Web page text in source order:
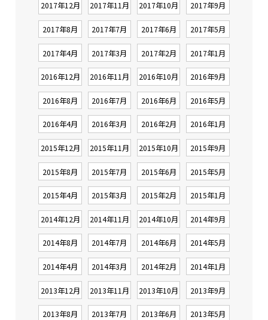
2017年12月 2017年11月 2017年10月 2017年9月
2017年8月 2017年7月 2017年6月 2017年5月
2017年4月 2017年3月 2017年2月 2017年1月
2016年12月 2016年11月 2016年10月 2016年9月
2016年8月 2016年7月 2016年6月 2016年5月
2016年4月 2016年3月 2016年2月 2016年1月
2015年12月 2015年11月 2015年10月 2015年9月
2015年8月 2015年7月 2015年6月 2015年5月
2015年4月 2015年3月 2015年2月 2015年1月
2014年12月 2014年11月 2014年10月 2014年9月
2014年8月 2014年7月 2014年6月 2014年5月
2014年4月 2014年3月 2014年2月 2014年1月
2013年12月 2013年11月 2013年10月 2013年9月
2013年8月 2013年7月 2013年6月 2013年5月